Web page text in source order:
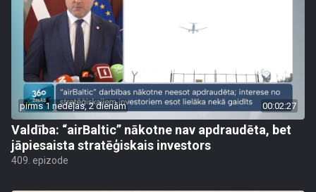
pirms 1 nedēļas, 2 dienām 00:02:27
Valdība: “airBaltic” nākotne nav apdraudēta, bet
jāpiesaista stratēģiskais investors
409. epizode